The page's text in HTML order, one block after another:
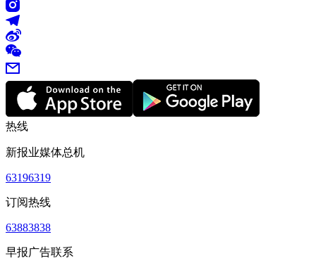
热线
新报业媒体总机
63196319
订阅热线
63883838
早报广告联系